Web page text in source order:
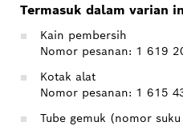
Termasuk dalam varian
Kain pembersih
Nomor pesanan: 1 619
Kotak alat
Nomor pesanan: 1 615
Tube gemuk (nomor